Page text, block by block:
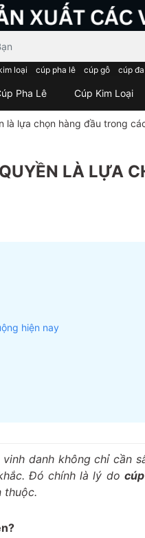
loại cúp pha lê cúp gỗ cúp
Pha Lê Cúp Kim Loại
là lựa chọn hàng đầu trong
LÀ LỰA
hiện nay
danh không chỉ cần
Đó chính là lý do
thuộc.